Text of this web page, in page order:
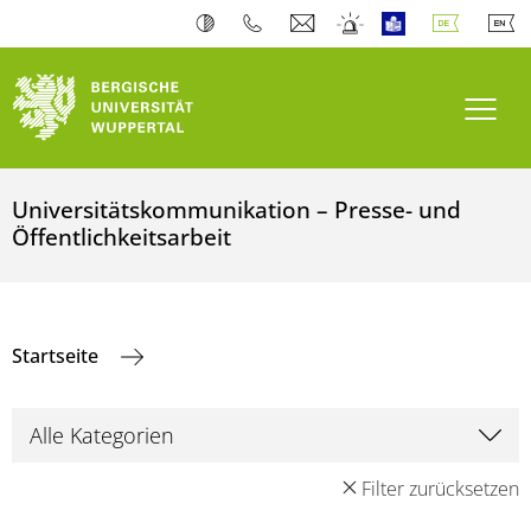
Universitätskommunikation – Presse- und
Öffentlichkeitsarbeit
Startseite
Filter zurücksetzen